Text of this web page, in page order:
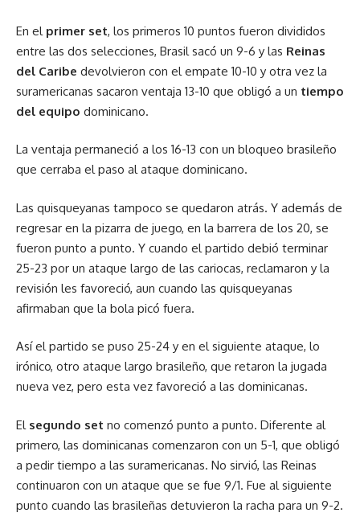
En el primer set, los primeros 10 puntos fueron divididos
entre las dos selecciones, Brasil sacó un 9-6 y las Reinas
del Caribe devolvieron con el empate 10-10 y otra vez la
suramericanas sacaron ventaja 13-10 que obligó a un tiempo
del equipo dominicano.
La ventaja permaneció a los 16-13 con un bloqueo brasileño
que cerraba el paso al ataque dominicano.
Las quisqueyanas tampoco se quedaron atrás. Y además de
regresar en la pizarra de juego, en la barrera de los 20, se
fueron punto a punto. Y cuando el partido debió terminar
25-23 por un ataque largo de las cariocas, reclamaron y la
revisión les favoreció, aun cuando las quisqueyanas
afirmaban que la bola picó fuera.
Así el partido se puso 25-24 y en el siguiente ataque, lo
irónico, otro ataque largo brasileño, que retaron la jugada
nueva vez, pero esta vez favoreció a las dominicanas.
El segundo set no comenzó punto a punto. Diferente al
primero, las dominicanas comenzaron con un 5-1, que obligó
a pedir tiempo a las suramericanas. No sirvió, las Reinas
continuaron con un ataque que se fue 9/1. Fue al siguiente
punto cuando las brasileñas detuvieron la racha para un 9-2.